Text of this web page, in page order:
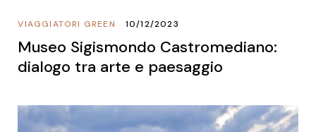
VIAGGIATORI GREEN 10/12/2023
Museo Sigismondo Castromediano:
dialogo tra arte e paesaggio